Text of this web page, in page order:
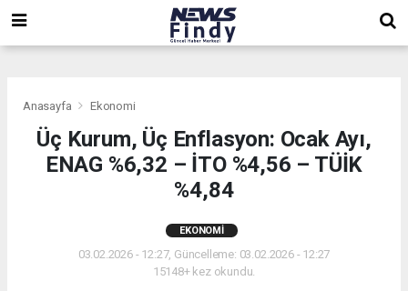
Anasayfa Ekonomi
Üç Kurum, Üç Enflasyon: Ocak Ayı,
ENAG %6,32 – İTO %4,56 – TÜİK
%4,84
EKONOMI
03.02.2026 - 12:27, Güncelleme: 03.02.2026 - 12:27
15148+ kez okundu.